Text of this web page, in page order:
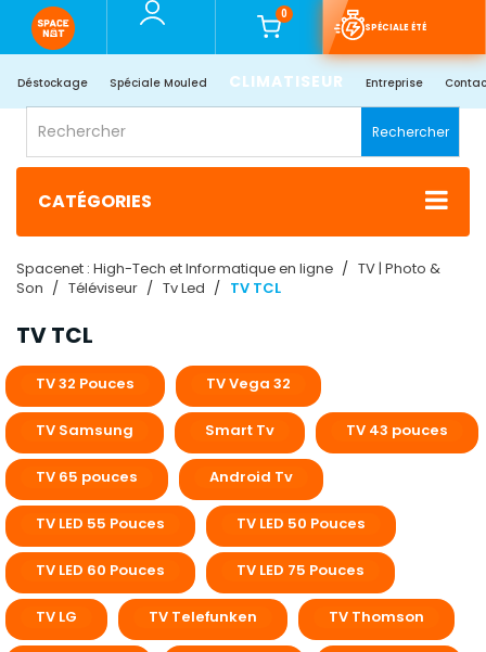
0
SPÉCIALE ÉTÉ
Déstockage Spéciale Mouled CLIMATISEUR Entreprise
Rechercher
CATÉGORIES
Spacenet : High-Tech et Informatique en ligne
TV | Photo &
Son
Téléviseur Tv Led TV TCL
TV TCL
TV 32 Pouces TV Vega 32
TV Samsung Smart Tv TV 43 pouces
TV 65 pouces Android Tv
TV LED 55 Pouces TV LED 50 Pouces
TV LED 60 Pouces TV LED 75 Pouces
TV LG TV Telefunken TV Thomson